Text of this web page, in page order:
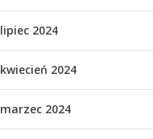
lipiec 2024
kwiecień 2024
marzec 2024